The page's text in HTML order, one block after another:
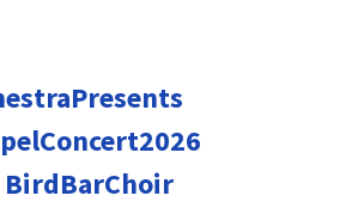
BirdBarChoir